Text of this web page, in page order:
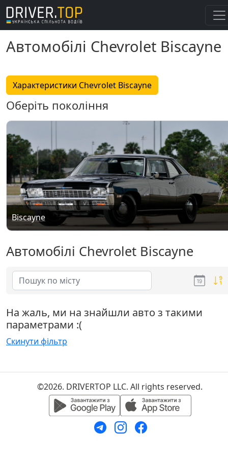
Автомобілі Chevrolet Biscayne
Характеристики Chevrolet Biscayne
Оберіть покоління
Biscayne
Автомобілі Chevrolet Biscayne
На жаль, ми на знайшли авто з такими
параметрами :(
Скинути фільтр
©2026. DRIVERTOP LLC. All rights reserved.